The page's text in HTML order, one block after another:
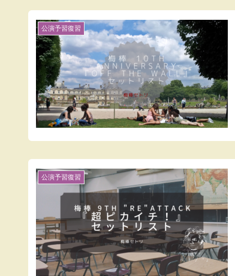
公演予習復習
公演予習復習